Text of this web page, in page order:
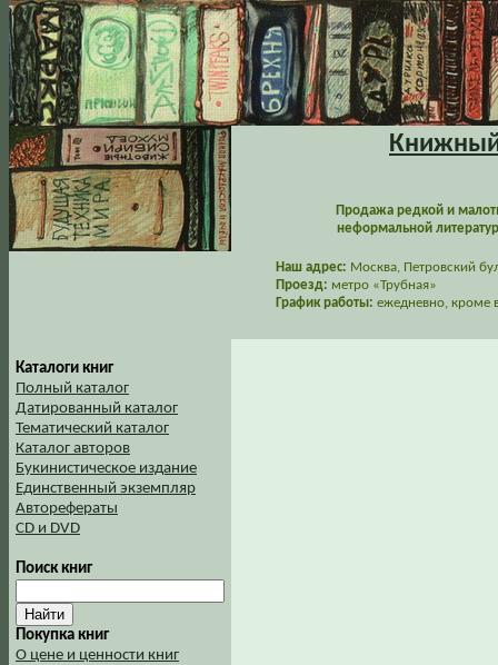
Книжный
Продажа редкой и
неформальной
Наш адрес: Москва, Петровский
Проезд: метро «Трубная»
График работы: ежедневно, кроме
Каталоги книг
Полный каталог
Датированный каталог
Тематический каталог
Каталог авторов
Букинистическое издание
Единственный экземпляр
Авторефераты
CD и DVD
Поиск книг
Покупка книг
О цене и ценности книг